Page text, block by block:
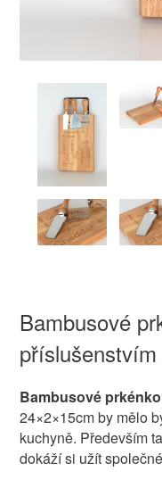
Bambusové
Bambusové
24×2×15cm by mělo
kuchyně. Především
dokáží si užít